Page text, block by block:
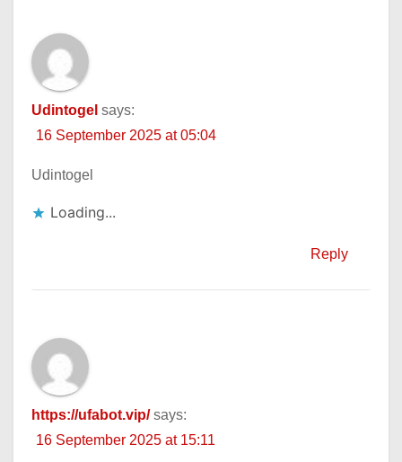
Udintogel says:
16 September 2025 at 05:04
Udintogel
Loading...
Reply
https://ufabot.vip/ says:
16 September 2025 at 15:11